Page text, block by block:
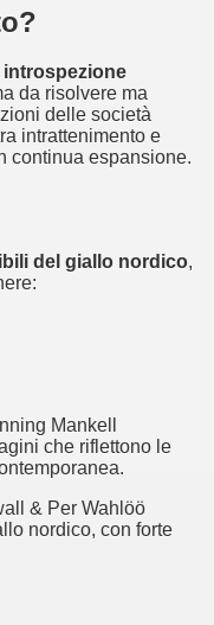
da risolvere ma
delle società
intrattenimento e
continua espansione.
del giallo nordico,
Mankell
che riflettono le
& Per Wahlöö
nordico, con forte